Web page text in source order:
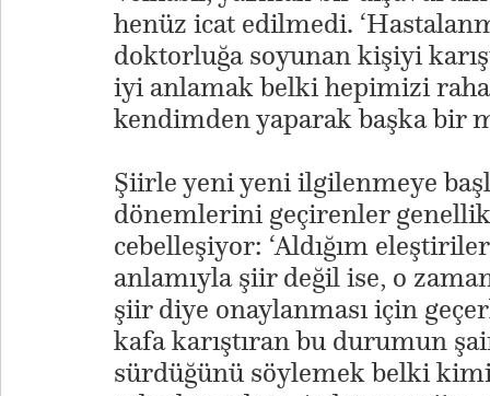
henüz icat edilmedi.
doktorluğa soyunan kişiyi
iyi anlamak belki hepimizi
kendimden yaparak başka bir
Şiirle yeni yeni ilgilenmeye
dönemlerini geçirenler
cebelleşiyor: ‘Aldığım
anlamıyla şiir değil ise, o
şiir diye onaylanması için
kafa karıştıran bu durumun
sürdüğünü söylemek belki kimi